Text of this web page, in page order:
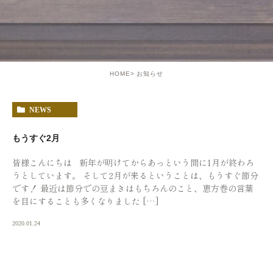
HOME お知らせ
NEWS
もうすぐ2月
皆様こんにちは 新年が明けてからあっという間に1月が終わろ
うとしています。 そして2月が来るということは、もうすぐ節分
です！ 最近は節分での豆まきはもちろんのこと、恵方巻の言葉
を目にすることも多くなりました […]
2020.01.24